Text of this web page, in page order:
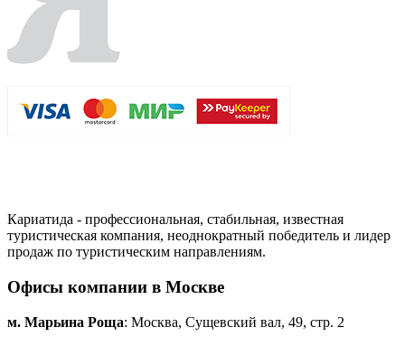
Кариатида - профессиональная, стабильная, известная
туристическая компания, неоднократный победитель и лидер
продаж по туристическим направлениям.
Офисы компании в Москве
м. Марьина Роща: Москва, Сущевский вал, 49, стр. 2